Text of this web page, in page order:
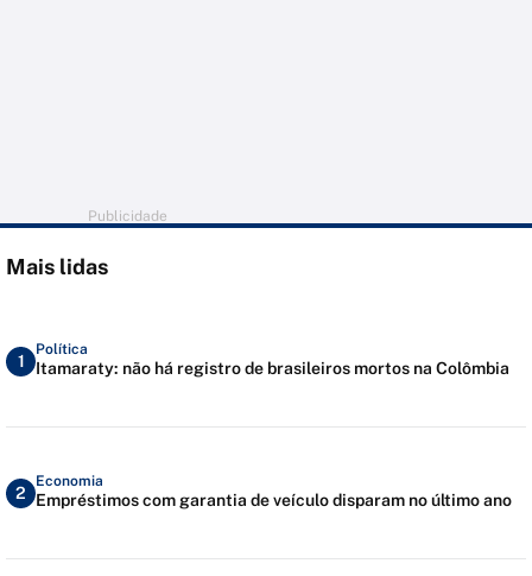
Publicidade
Mais lidas
1
Política
Itamaraty: não há registro de brasileiros mortos na Colômbia
2
Economia
Empréstimos com garantia de veículo disparam no último ano